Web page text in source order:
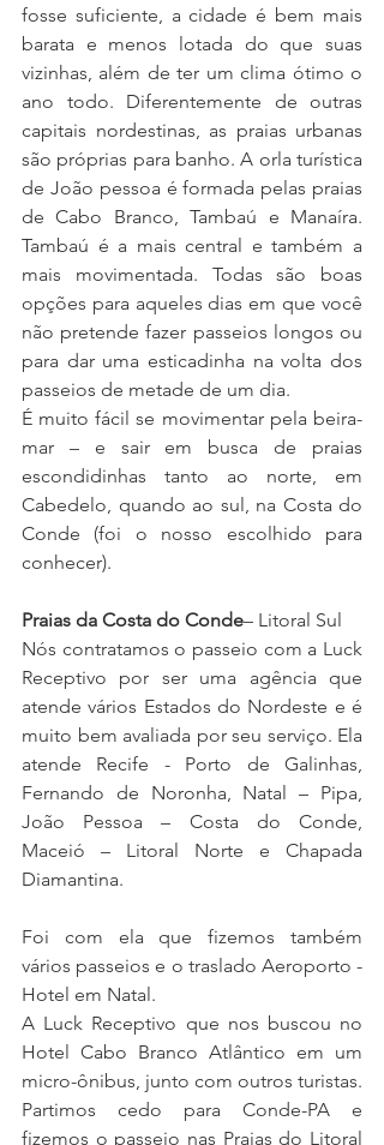
fosse suficiente, a cidade é bem mais
barata e menos lotada do que suas
vizinhas, além de ter um clima ótimo o
ano todo. Diferentemente de outras
capitais nordestinas, as praias urbanas
são próprias para banho. A orla turística
de João pessoa é formada pelas praias
de Cabo Branco, Tambaú e Manaíra.
Tambaú é a mais central e também a
mais movimentada. Todas são boas
opções para aqueles dias em que você
não pretende fazer passeios longos ou
para dar uma esticadinha na volta dos
passeios de metade de um dia.
É muito fácil se movimentar pela beira-
mar – e sair em busca de praias
escondidinhas tanto ao norte, em
Cabedelo, quando ao sul, na Costa do
Conde (foi o nosso escolhido para
conhecer).
Praias da Costa do Conde– Litoral Sul
Nós contratamos o passeio com a Luck
Receptivo por ser uma agência que
atende vários Estados do Nordeste e é
muito bem avaliada por seu serviço. Ela
atende Recife - Porto de Galinhas,
Fernando de Noronha, Natal – Pipa,
João Pessoa – Costa do Conde,
Maceió – Litoral Norte e Chapada
Diamantina.
Foi com ela que fizemos também
vários passeios e o traslado Aeroporto -
Hotel em Natal.
A Luck Receptivo que nos buscou no
Hotel Cabo Branco Atlântico em um
micro-ônibus, junto com outros turistas.
Partimos cedo para Conde-PA e
fizemos o passeio nas Praias do Litoral